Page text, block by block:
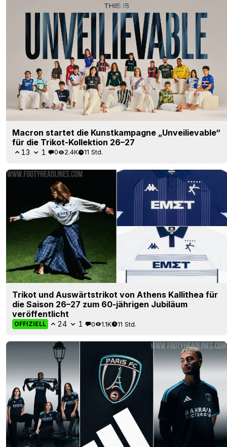
Macron startet die Kunstkampagne „Unveilievable“
für die Trikot-Kollektion 26–27
13 1 0 2.4K 11 Std.
Trikot und Auswärtstrikot von Athens Kallithea für
die Saison 26–27 zum 60-jährigen Jubiläum
veröffentlicht
OFFIZIELL 24 1 0 1.1K 11 Std.